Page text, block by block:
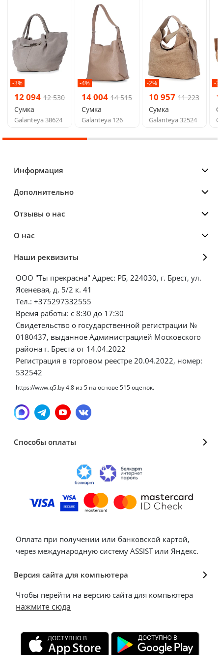
-3%
12 094 12 530
Сумка
Galanteya 38624
-4%
14 004 14 515
Сумка
Galanteya 126
-2%
10 957 11 223
Сумка
Galanteya 32524
-
Информация
Дополнительно
Отзывы о нас
О нас
Наши реквизиты
ООО "Ты прекрасна" Адрес: РБ, 224030, г. Брест, ул.
Ясеневая, д. 5/2 к. 41
Тел.: +375297332555
Время работы: с 8:30 до 17:30
Свидетельство о государственной регистрации №
0180437, выданное Администрацией Московского
района г. Бреста от 14.04.2022
Регистрация в торговом реестре 20.04.2022, номер:
532542
https://www.q5.by4.8 из5 на основе 515оценок.
Способы оплаты
Оплата при получении или банковской картой,
через международную систему ASSIST или Яндекс.
Версия сайта для компьютера
Чтобы перейти на версию сайта для компьютера
нажмите сюда